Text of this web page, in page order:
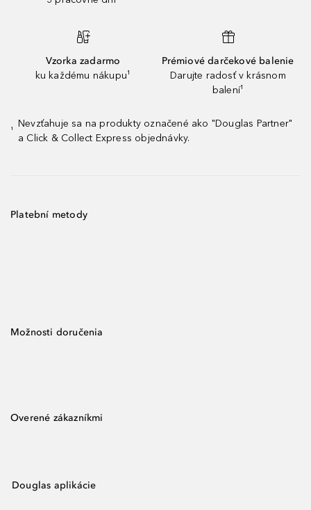
Vzorka zadarmo
ku každému nákupu¹
Prémiové darčekové balenie
Darujte radosť v krásnom
balení¹
¹
Nevzťahuje sa na produkty označené ako "Douglas Partner"
a Click & Collect Express objednávky.
Platební metody
Možnosti doručenia
Overené zákazníkmi
Douglas aplikácie